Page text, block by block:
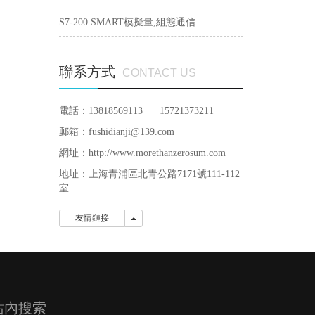
S7-200 SMART模擬量,組態通信
聯系方式 CONTACT US
電話：13818569113 15721373211
郵箱：fushidianji@139.com
網址：http://www.morethanzerosum.com
地址： 上海青浦區北青公路7171號111-112
室
友情鏈接 友情鏈接
內搜索